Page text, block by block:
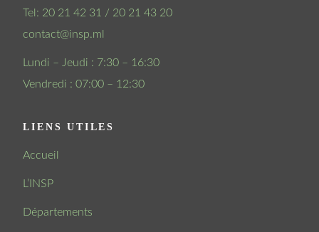
Tel: 20 21 42 31 / 20 21 43 20
contact@insp.ml
Lundi – Jeudi : 7:30 – 16:30
Vendredi : 07:00 – 12:30
LIENS UTILES
Accueil
L’INSP
Départements